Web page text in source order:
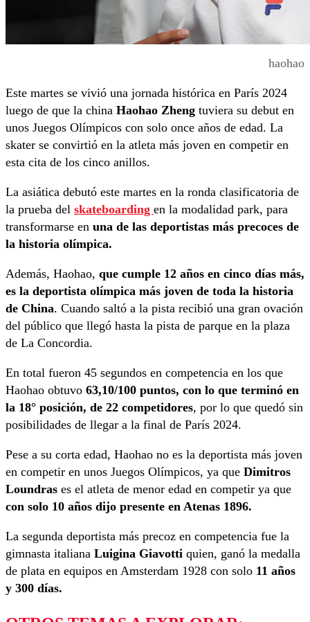
haohao
Este martes se vivió una jornada histórica en París 2024
luego de que la china Haohao Zheng tuviera su debut en
unos Juegos Olímpicos con solo once años de edad. La
skater se convirtió en la atleta más joven en competir en
esta cita de los cinco anillos.
La asiática debutó este martes en la ronda clasificatoria de
la prueba del skateboarding en la modalidad park, para
transformarse en una de las deportistas más precoces de
la historia olímpica.
Además, Haohao, que cumple 12 años en cinco días más,
es la deportista olímpica más joven de toda la historia
de China. Cuando saltó a la pista recibió una gran ovación
del público que llegó hasta la pista de parque en la plaza
de La Concordia.
En total fueron 45 segundos en competencia en los que
Haohao obtuvo 63,10/100 puntos, con lo que terminó en
la 18° posición, de 22 competidores, por lo que quedó sin
posibilidades de llegar a la final de París 2024.
Pese a su corta edad, Haohao no es la deportista más joven
en competir en unos Juegos Olímpicos, ya que Dimitros
Loundras es el atleta de menor edad en competir ya que
con solo 10 años dijo presente en Atenas 1896.
La segunda deportista más precoz en competencia fue la
gimnasta italiana Luigina Giavotti quien, ganó la medalla
de plata en equipos en Amsterdam 1928 con solo 11 años
y 300 días.